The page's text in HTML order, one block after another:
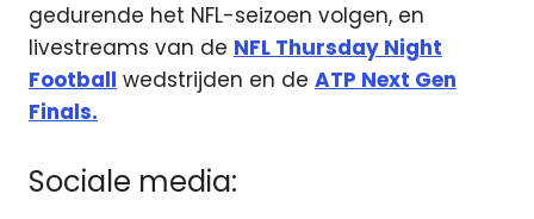
gedurende het NFL-seizoen volgen, en
livestreams van de NFL Thursday Night
Football wedstrijden en de ATP Next Gen
Finals.
Sociale media: